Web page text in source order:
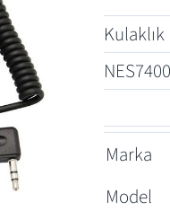
Marka
Model